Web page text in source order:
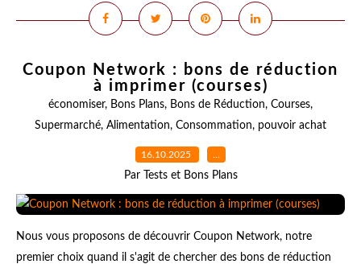
Coupon Network : bons de réduction
à imprimer (courses)
économiser, Bons Plans, Bons de Réduction, Courses,
Supermarché, Alimentation, Consommation, pouvoir achat
16.10.2025 …
Par Tests et Bons Plans
Nous vous proposons de découvrir Coupon Network, notre
premier choix quand il s'agit de chercher des bons de réduction